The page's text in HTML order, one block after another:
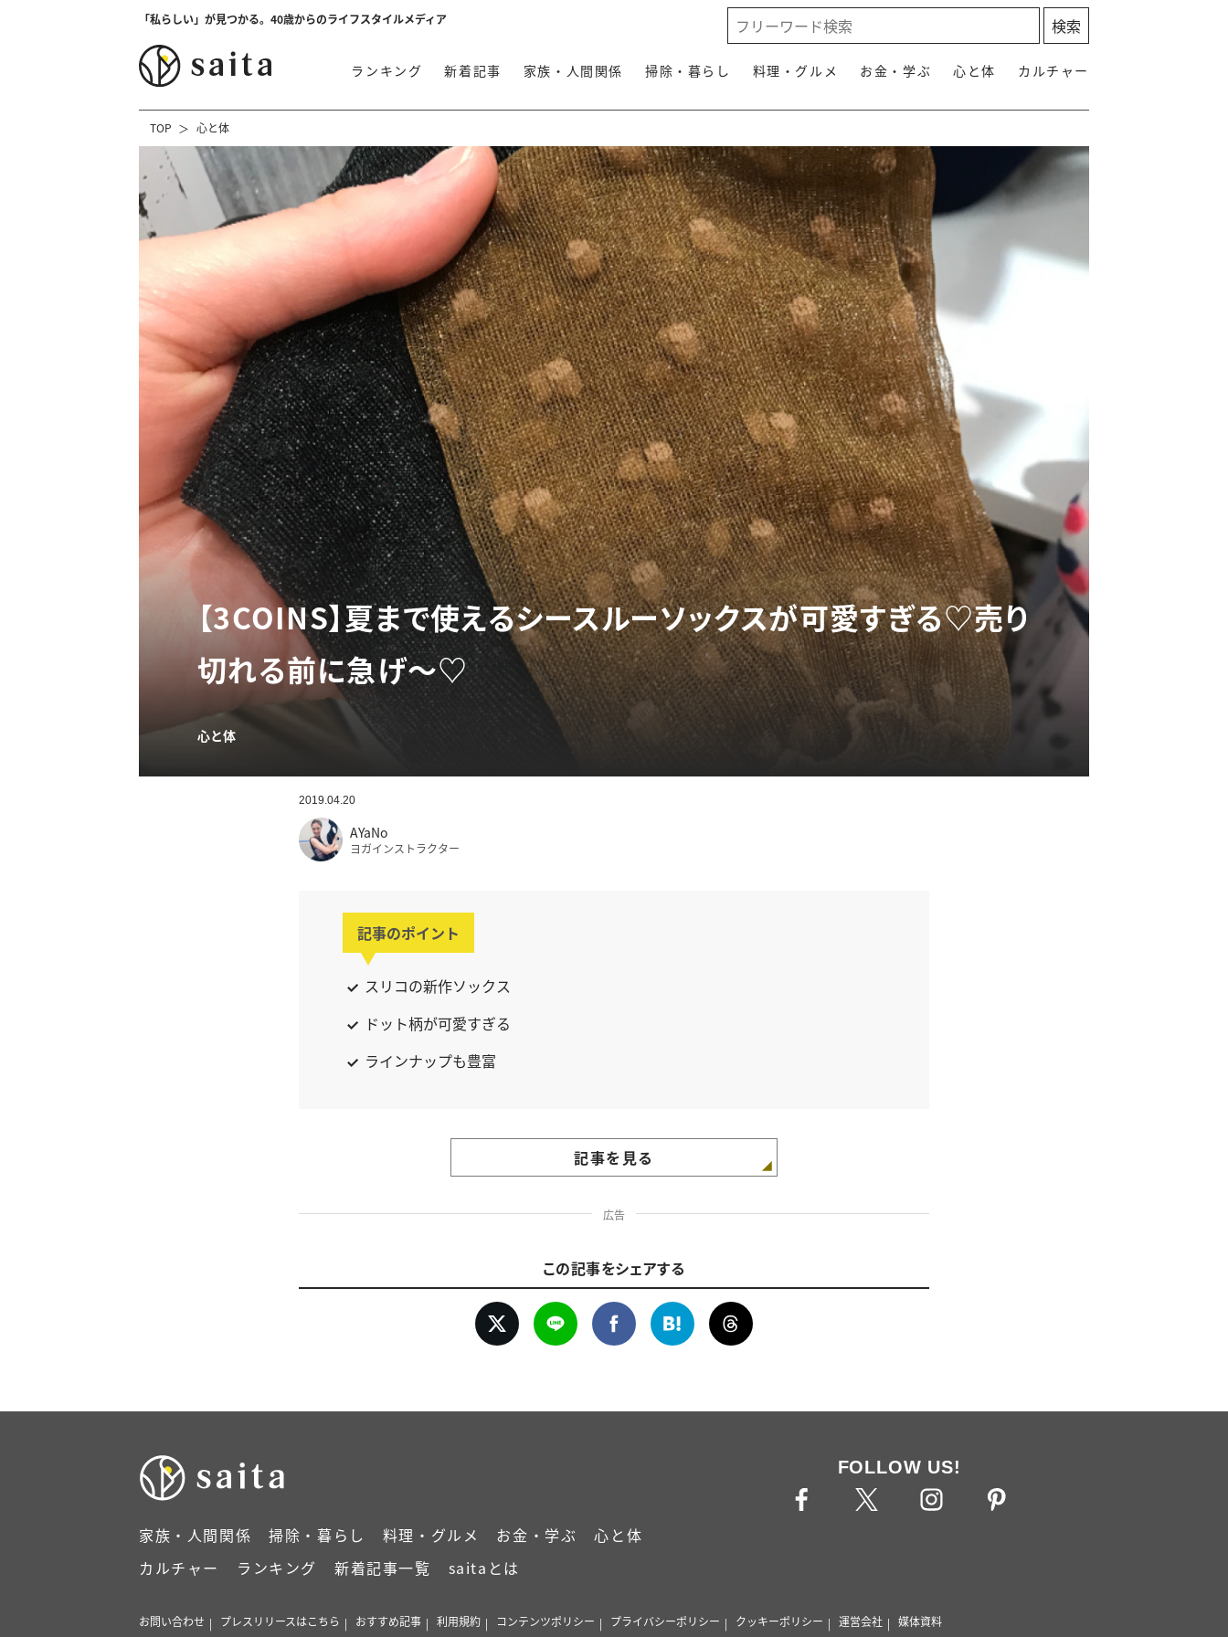
「私らしい」が見つかる。40歳からのライフスタイルメディア
ランキング 新着記事 家族・人間関係 掃除・暮らし 料理・グルメ お金・学ぶ 心と体 カルチャー
TOP 心と体
【3COINS】夏まで使えるシースルーソックスが可愛すぎる♡売り
切れる前に急げ〜♡
心と体
2019.04.20
AYaNo
ヨガインストラクター
記事のポイント
スリコの新作ソックス
ドット柄が可愛すぎる
ラインナップも豊富
記事を見る
広告
この記事をシェアする
家族・人間関係 掃除・暮らし 料理・グルメ お金・学ぶ
心と体
カルチャー
ランキング 新着記事一覧 saitaとは
FOLLOW US!
お問い合わせ プレスリリースはこちら おすすめ記事 利用規約 コンテンツポリシー プライバシーポリシー クッキーポリシー 運営会社 媒体資料